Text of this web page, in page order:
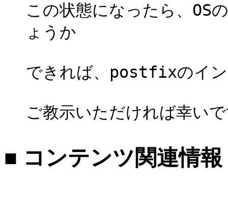
この状態になったら、OS
ょうか
できれば、postfixのイン
ご教示いただければ幸い
■ コンテンツ関連情報